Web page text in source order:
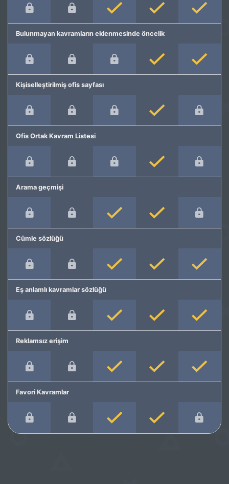
Bulunmayan kavramların eklenmesinde öncelik
Kişiselleştirilmiş ofis sayfası
Ofis Ortak Kavram Listesi
Arama geçmişi
Cümle sözlüğü
Eş anlamlı kavramlar sözlüğü
Reklamsız erişim
Favori Kavramlar